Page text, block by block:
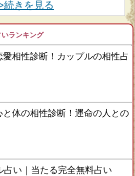
続きを見る
ランキング
相性診断！カップルの相性占
と体の相性診断！運命の人との
占い｜当たる完全無料占い